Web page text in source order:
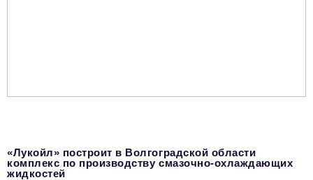
«Лукойл» построит в Волгоградской области
комплекс по производству смазочно-охлаждающих
жидкостей